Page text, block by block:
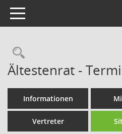
Toggle navigation
Rechercheauswahl
Ältestenrat -
Informationen
Vertreter